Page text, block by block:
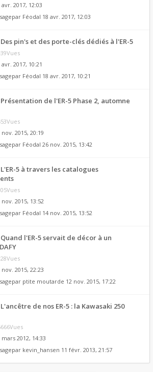
avr. 2017, 12:03
Féodal 18 avr. 2017, 12:03
pin's et des porte-clés dédiés à l'ER-5
avr. 2017, 10:21
Féodal 18 avr. 2017, 10:21
de l'ER-5 Phase 2, automne
nov. 2015, 20:19
Féodal 26 nov. 2015, 13:42
5 à travers les catalogues
nov. 2015, 13:52
Féodal 14 nov. 2015, 13:52
l'ER-5 servait de décor à un
nov. 2015, 22:23
ptite moutarde 12 nov. 2015, 17:22
de nos ER-5 : la Kawasaki 250
mars 2012, 14:33
kevin_hansen 11 févr. 2013, 21:57